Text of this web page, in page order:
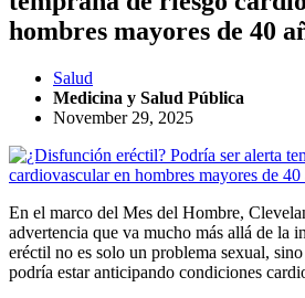
hombres mayores de 40
Salud
Medicina y Salud Pública
November 29, 2025
En el marco del Mes del Hombre,
advertencia que va mucho más allá de la
eréctil no es solo un problema sexual,
podría estar anticipando condiciones